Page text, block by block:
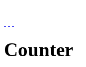
Counter